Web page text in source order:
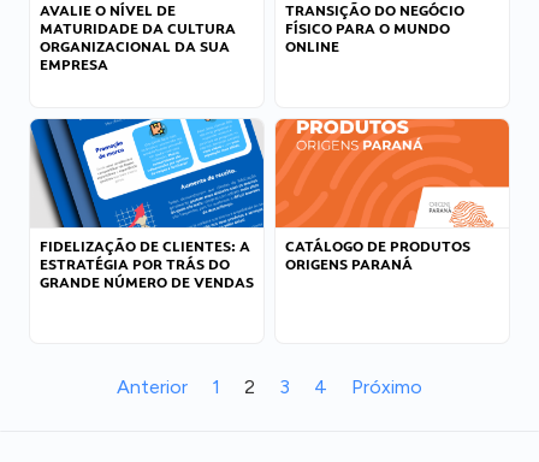
AVALIE O NÍVEL DE
MATURIDADE DA CULTURA
ORGANIZACIONAL DA SUA
EMPRESA
TRANSIÇÃO DO NEGÓCIO
FÍSICO PARA O MUNDO
ONLINE
FIDELIZAÇÃO DE CLIENTES: A
ESTRATÉGIA POR TRÁS DO
GRANDE NÚMERO DE VENDAS
CATÁLOGO DE PRODUTOS
ORIGENS PARANÁ
Anterior 1 2 3 4 Próximo